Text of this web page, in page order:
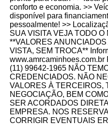
conforto e economia. >>
disponível para
pessoalmente! >>
SUA VISITA VEJA TODO
**VALORES
VISTA, SEM TROCA**
www.amrcaminhoes.com.br
(11) 99642-1965 NÃO
CREDENCIADOS. NÃO
VALORES À TERCEIROS,
NEGOCIAÇÃO, BEM
SER ACORDADOS
EMPRESA. NOS
CORRIGIR EVENTUAIS